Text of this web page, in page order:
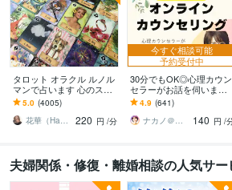
タロット オラクル ルノル
マンで占います 心のスト
レスケア 心理学と占いの
融合
5.0 (4005)
花華（Hana＊Hana）
220 円 /分
今すぐ相談可能
予約受付中
30分でもOK◎心理カウン
セラーがお話を伺います
モヤモヤ、落ち込み、不
安など心の悩みを専門家
が出口へ導きます
4.9 (641)
ナカノ＠傾聴と的確さで出口に導く脳のプロ
140 円 /
夫婦関係・修復・離婚相談の人気サー